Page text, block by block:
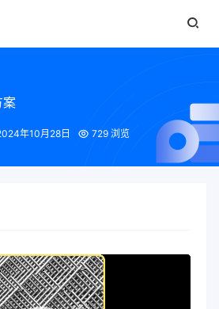
案
年10月28日 729 浏览